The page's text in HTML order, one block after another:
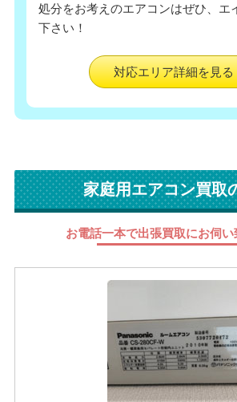
処分をお考えのエアコンはぜひ、エ
下さい！
対応エリア詳細を見る
家庭用エアコン買取
お電話一本で出張買取にお伺い